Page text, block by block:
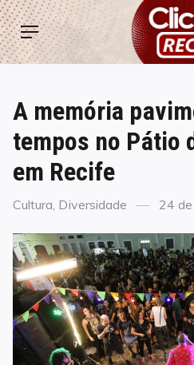
Skip
to
content
Menu
A memória
tempos no Pátio
em Recife
Categories
Cultura, Diversidade 24